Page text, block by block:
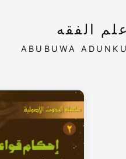
علم الفقه
ABUBUWA